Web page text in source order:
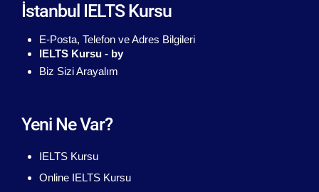
İstanbul IELTS Kursu
E-Posta, Telefon ve Adres Bilgileri
IELTS Kursu - by
Biz Sizi Arayalım
Yeni Ne Var?
IELTS Kursu
Online IELTS Kursu